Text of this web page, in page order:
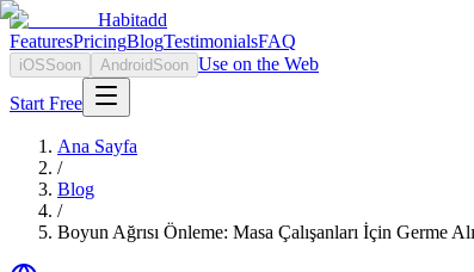
Habitadd
FeaturesPricingBlogTestimonialsFAQ
iOSSoon Android Soon Use on the Web
Start Free
Ana Sayfa
/
Blog
/
Boyun Ağrısı Önleme: Masa Çalışanları İçin Germe